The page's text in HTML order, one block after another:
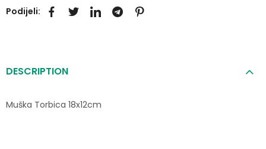
Podijeli:
DESCRIPTION
Muška Torbica 18x12cm